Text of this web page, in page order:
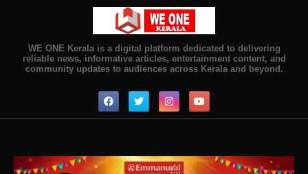
WE ONE Kerala is a digital platform dedicated to delivering
reliable news, informative articles, entertainment content, and
community updates to audiences across Kerala and beyond.